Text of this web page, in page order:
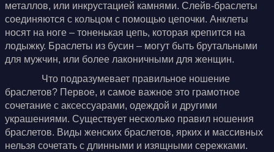
металлов, или инкрустацией камнями. Слейв-браслеты
соединяются с кольцом с помощью цепочки. Анклеты
носят на ноге – тоненькая цепь, которая крепится на
лодыжку. Браслеты из бусин – могут быть брутальными
для мужчин, или более лаконичными для женщин.
Что подразумевает правильное ношение
браслетов? Первое, и самое важное это грамотное
сочетание с аксессуарами, одеждой и другими
украшениями. Существует несколько правил ношения
браслетов. Виды женских браслетов, ярких и массивных
нельзя сочетать с длинными и изящными сережками.